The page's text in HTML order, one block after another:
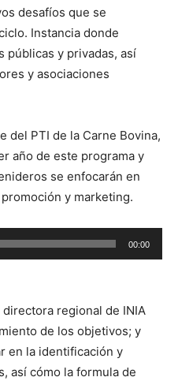
desafíos que se
Instancia donde
públicas y privadas, así
y asociaciones
del PTI de la Carne Bovina,
año de este programa y
se enfocarán en
y marketing.
00:00
regional de INIA
de los objetivos; y
en la identificación y
así cómo la formula de